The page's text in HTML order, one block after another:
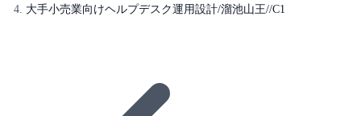
大手小売業向けヘルプデスク運用設計/溜池山王//C1